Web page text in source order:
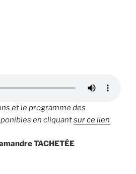
et le programme des
en cliquantsur ce lien
TACHETÉE